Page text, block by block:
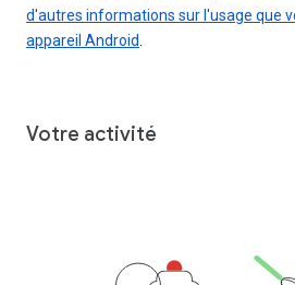
d'autres informations sur l'usage que
appareil Android.
Votre activité